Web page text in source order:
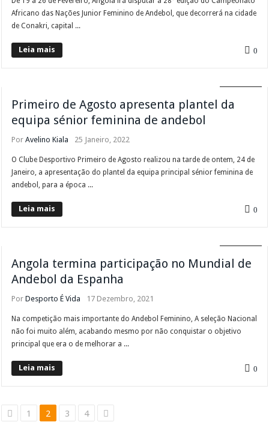
Africano das Nações Junior Feminino de Andebol, que decorrerá na cidade
de Conakri, capital ...
Leia mais 0
Primeiro de Agosto apresenta plantel da
equipa sénior feminina de andebol
PorAvelino Kiala 25 Janeiro, 2022
O Clube Desportivo Primeiro de Agosto realizou na tarde de ontem, 24 de
Janeiro, a apresentação do plantel da equipa principal sénior feminina de
andebol, para a época ...
Leia mais 0
Angola termina participação no Mundial de
Andebol da Espanha
PorDesporto É Vida 17 Dezembro, 2021
Na competição mais importante do Andebol Feminino, A seleção Nacional
não foi muito além, acabando mesmo por não conquistar o objetivo
principal que era o de melhorar a ...
Leia mais 0
1 2 3 4